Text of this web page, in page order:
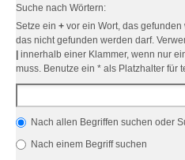
Suche nach Wörtern:
Setze ein + vor ein Wort, das
das nicht gefunden werden darf.
innerhalb einer Klammer, wenn nur
muss. Benutze ein * als Platzhalter für
Nach allen Begriffen suchen oder
Nach einem Begriff suchen